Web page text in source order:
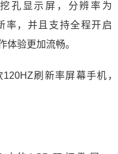
孔显示屏，分辨率为
率，并且支持全程开启
体验更加流畅。